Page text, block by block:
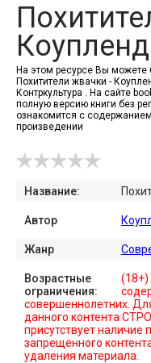
На этом ресурсе Вы можете
Похитители жвачки -
Контркультура . На сайте
полную версию книги без
ознакомится с
произведении
Название:
Автор
Жанр
Возрастные
ограничения:
совершеннолетних.
данного контента
присутствует наличие
запрещенного
удаления материала.